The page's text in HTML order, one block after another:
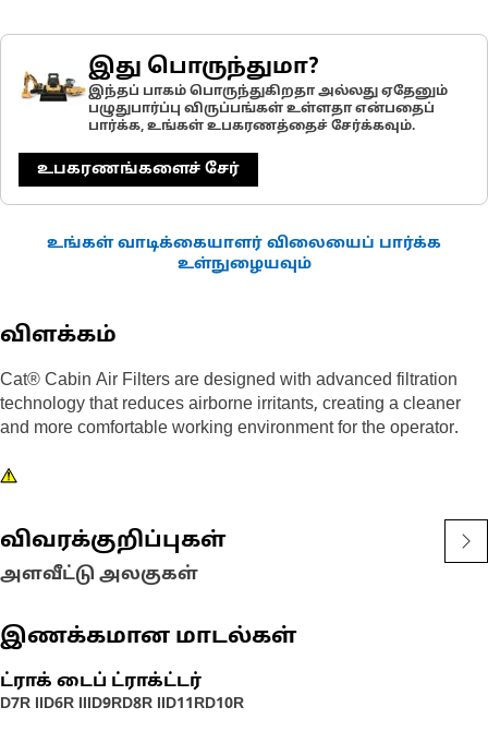
இது பொருந்துமா?
இந்தப் பாகம் பொருந்துகிறதா அல்லது ஏதேனும்
பழுதுபார்ப்பு விருப்பங்கள் உள்ளதா என்பதைப்
பார்க்க, உங்கள் உபகரணத்தைச் சேர்க்கவும்.
உபகரணங்களைச் சேர்
உங்கள் வாடிக்கையாளர் விலையைப் பார்க்க
உள்நுழையவும்
விளக்கம்
Cat® Cabin Air Filters are designed with advanced filtration
technology that reduces airborne irritants, creating a cleaner
and more comfortable working environment for the operator.
விவரக்குறிப்புகள்
அளவீட்டு அலகுகள்
இணக்கமான மாடல்கள்
ட்ராக் டைப் ட்ராக்ட்டர்
D7R IID6R IIID9RD8R IID11RD10R